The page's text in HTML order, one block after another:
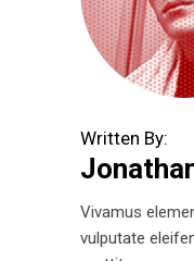
Written By:
Vivamus
vulputate